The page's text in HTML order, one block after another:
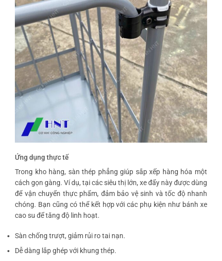
Ứng dụng thực tế
Trong kho hàng, sàn thép phẳng giúp sắp xếp hàng hóa một
cách gọn gàng. Ví dụ, tại các siêu thị lớn, xe đẩy này được dùng
để vận chuyển thực phẩm, đảm bảo vệ sinh và tốc độ nhanh
chóng. Bạn cũng có thể kết hợp với các phụ kiện như bánh xe
cao su để tăng độ linh hoạt.
Sàn chống trượt, giảm rủi ro tai nạn.
Dễ dàng lắp ghép với khung thép.